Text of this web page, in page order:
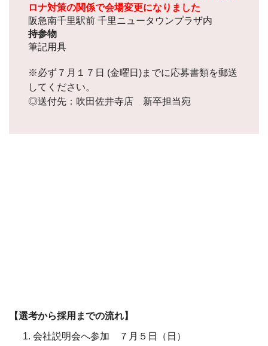
ロナ対策の関係で会場変更になりました
阪急南千里駅前 千里ニュータウンプラザ内
持参物
筆記用具
※必ず７月１７日 (金曜日)までに応募書類を郵送
してください。
◎送付先：吹田佐井寺店 新卒担当宛
【選考から採用までの流れ】
会社説明会へ参加 ７月５日（日）